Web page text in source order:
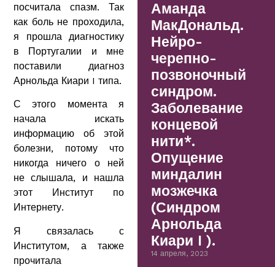
посчитала спазм. Так
как боль не проходила,
я прошла диагностику
в Португалии и мне
поставили диагноз
Арнольда Киари I типа.
С этого момента я
начала искать
информацию об этой
болезни, потому что
никогда ничего о ней
не слышала, и нашла
этот Институт по
Интернету.
Я связалась с
Институтом, а также
прочитала
Аманда
МакДональд.
Нейро-
черепно-
позвоночный
синдром.
Заболевание
концевой
нити*.
Опущение
миндалин
мозжечка
(Синдром
Арнольда
Киари I ).
14 апреля, 2023